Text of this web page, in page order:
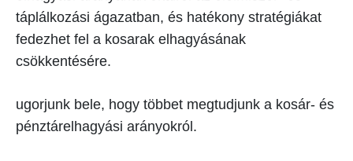
táplálkozási ágazatban, és hatékony stratégiákat
fedezhet fel a kosarak elhagyásának
csökkentésére.
ugorjunk bele, hogy többet megtudjunk a kosár- és
pénztárelhagyási arányokról.